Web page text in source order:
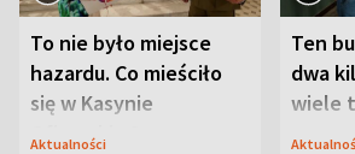
To nie było miejsce
hazardu. Co mieściło
się w Kasynie
Oficerskim?
Aktualności
Ten
dwa
wiele